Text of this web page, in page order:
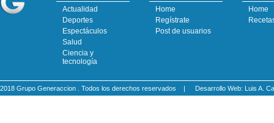
Actualidad
Deportes
Espectáculos
Salud
Ciencia y
tecnología
Home
Regístrate
Post de usuarios
Home
2018 Grupo Generaccion . Todos los derechos reservados | Desarrollo Web: Luis